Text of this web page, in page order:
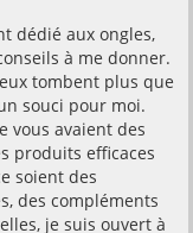
dédié aux ongles,
à me donner.
tombent plus que
souci pour moi.
vous avaient des
produits efficaces
soient des
des compléments
je suis ouvert à